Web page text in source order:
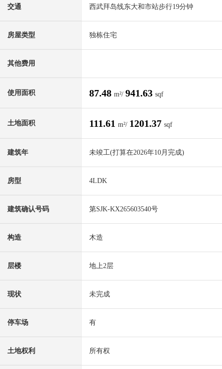
交通 西武拜岛线东大和市站步行19分钟
房屋类型 独栋住宅
其他费用
使用面积 87.48 m²/ 941.63 sqf
土地面积 111.61 m²/ 1201.37 sqf
建筑年 未竣工(打算在2026年10月完成)
房型 4LDK
建筑确认号码 第SJK-KX265603540号
构造 木造
层楼 地上2层
现状 未完成
停车场 有
土地权利 所有权